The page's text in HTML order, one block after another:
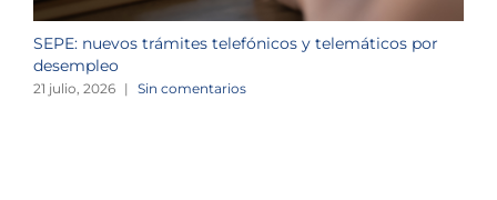
SEPE: nuevos trámites telefónicos y telemáticos por
desempleo
21 julio, 2026 | Sin comentarios